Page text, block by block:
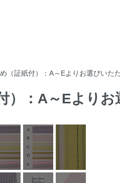
（証紙付）：A～Eよりお選びいた
）：A～Eより